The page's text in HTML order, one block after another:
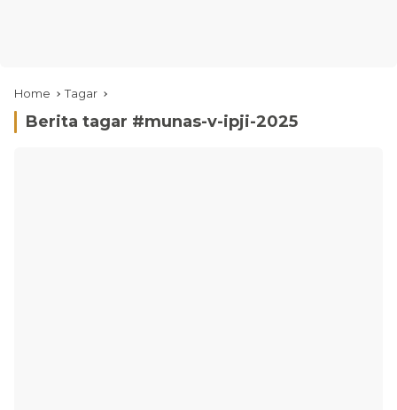
Home Tagar
Berita tagar #munas-v-ipji-2025